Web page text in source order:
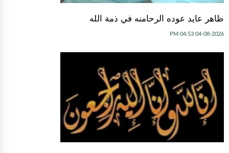
ظاهر عايد عوده الرحامنه في ذمة الله
04-08-2026 04:53 PM